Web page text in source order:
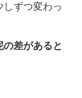
しずつ変わっ
差があると